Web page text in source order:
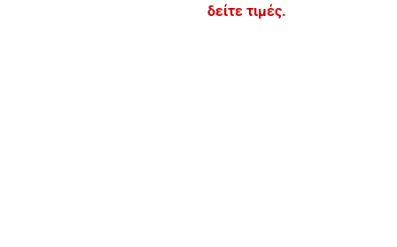
δείτε τιμές.